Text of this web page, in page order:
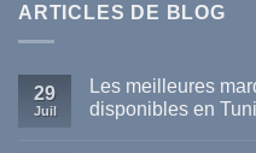
ARTICLES DE BLOG
29
Juil
Les meilleures
disponibles en